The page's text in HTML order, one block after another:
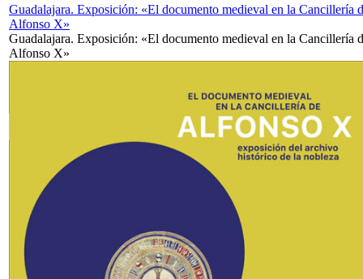
Guadalajara. Exposición: «El documento medieval en la Cancillería
Alfonso X»
Guadalajara. Exposición: «El documento medieval en la Cancillería
Alfonso X»